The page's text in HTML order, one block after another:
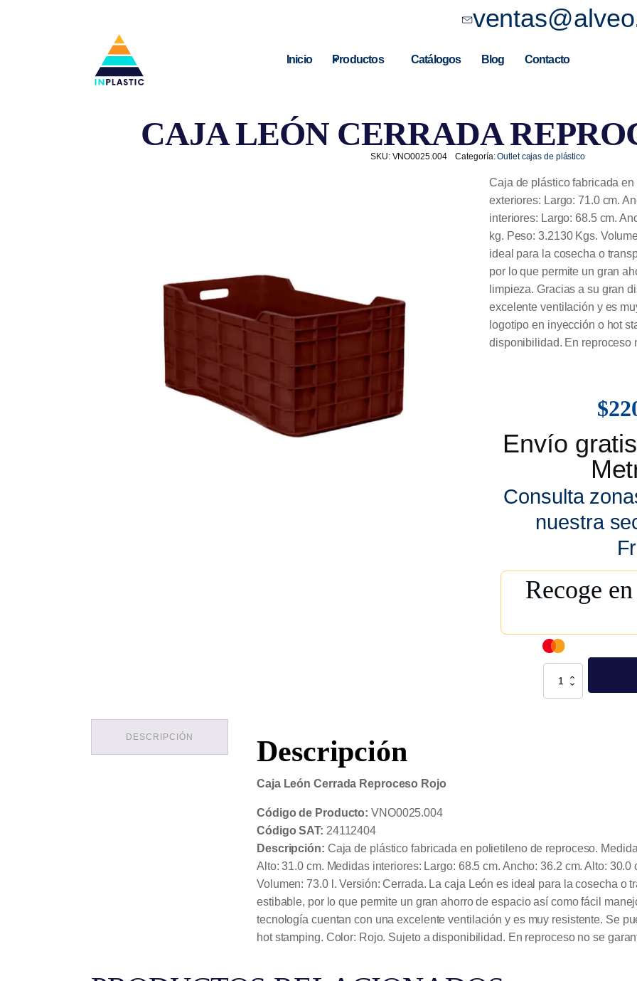
Inicio Productos Catálogos Blog Contacto
CAJA LEÓN CERRADA
SKU: VNO0025.004 Categoría:Outlet cajas de plástico
Caja de plástico fabricada
exteriores: Largo: 71.0 cm.
interiores: Largo: 68.5 cm.
kg. Peso: 3.2130 Kgs.
ideal para la cosecha o
por lo que permite un gran
limpieza. Gracias a su gran
excelente ventilación y es
logotipo en inyección o hot
disponibilidad. En reproceso
$
Envío
Consulta
nuestra
Recoge
León
DESCRIPCIÓN
Descripción
Caja León Cerrada Reproceso Rojo
Código de Producto: VNO0025.004
Código SAT: 24112404
Descripción: Caja de plástico fabricada en polietileno de reproceso.
Alto: 31.0 cm. Medidas interiores: Largo: 68.5 cm. Ancho: 36.2 cm. Alto:
Volumen: 73.0 l. Versión: Cerrada. La caja León es ideal para la cosecha o
estibable, por lo que permite un gran ahorro de espacio así como fácil
tecnología cuentan con una excelente ventilación y es muy resistente. Se
hot stamping. Color: Rojo. Sujeto a disponibilidad. En reproceso no se